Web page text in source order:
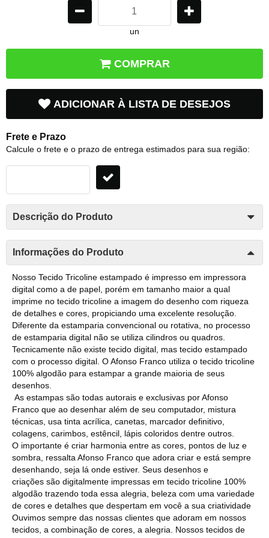
un
COMPRAR
ADICIONAR À LISTA DE DESEJOS
Frete e Prazo
Calcule o frete e o prazo de entrega estimados para sua região:
Descrição do Produto
Informações do Produto
Nosso Tecido Tricoline estampado é impresso em impressora
digital como a de papel, porém em tamanho maior a qual
imprime no tecido tricoline a imagem do desenho com riqueza
de detalhes e cores, propiciando uma excelente resolução.
Diferente da estamparia convencional ou rotativa, no processo
de estamparia digital não se utiliza cilindros ou quadros.
Tecnicamente não existe tecido digital, mas tecido estampado
com o processo digital. O Afonso Franco utiliza o tecido tricoline
100% algodão para estampar a grande maioria de seus
desenhos.
As estampas são todas autorais e exclusivas por Afonso
Franco que ao desenhar além de seu computador, mistura
técnicas, usa tinta acrílica, canetas, marcador definitivo,
colagens, carimbos, estêncil, lápis coloridos dentre outros.
O importante é criar harmonia entre as cores, pontos de luz e
sombra, ressalta Afonso Franco que adora criar e está sempre
desenhando, seja lá onde estiver. Seus desenhos e
criações são digitalmente impressas em tecido tricoline 100%
algodão trazendo toda essa alegria, beleza com uma variedade
de cores e detalhes que despertam em você a sua criatividade
Ouvimos sempre das nossas clientes que adoram em nossos
tecidos, a combinação de cores, a alegria. Nossos tecidos de